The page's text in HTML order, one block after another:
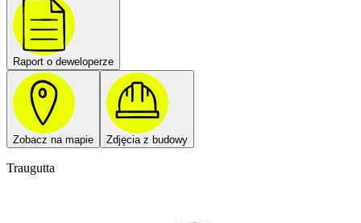
Raport o deweloperze
Zobacz na mapie Zdjęcia z budowy
Traugutta